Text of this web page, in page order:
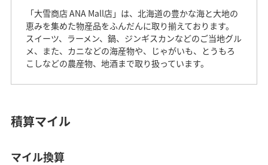
「大雪商店 ANA Mall店」は、北海道の豊かな海と大地の
恵みを集めた物産品をふんだんに取り揃えております。
スイーツ、ラーメン、鍋、ジンギスカンなどのご当地グル
メ、また、カニなどの海産物や、じゃがいも、とうもろ
こしなどの農産物、地酒まで取り扱っています。
積算マイル
マイル換算